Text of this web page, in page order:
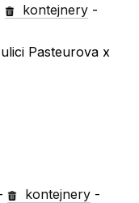
kontejnery -
Pasteurova x
kontejnery -